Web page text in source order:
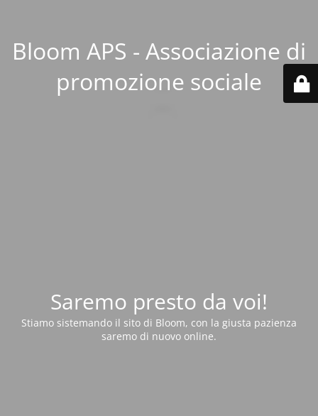
Bloom APS - Associazione di
promozione sociale
Saremo presto da voi!
Stiamo sistemando il sito di Bloom, con la giusta pazienza
saremo di nuovo online.